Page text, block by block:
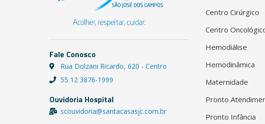
Fale Conosco
Rua Dolzani Ricardo, 620 - Centro
55 12 3876-1999
Ouvidoria Hospital
scouvidoria@santacasasjc.com.br
Centro Cirúrgico
Centro
Hemodiálise
Hemodinâmica
Maternidade
Pronto
Pronto Infância